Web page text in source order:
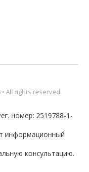
• All rights reserved.
номер: 2519788-1-
информационный
консультацию.